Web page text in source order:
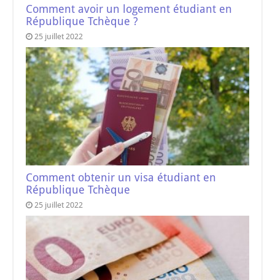
Comment avoir un logement étudiant en
République Tchèque ?
25 juillet 2022
Comment obtenir un visa étudiant en
République Tchèque
25 juillet 2022